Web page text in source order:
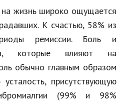
на жизнь широко ощущается
К счастью, 58% из
ремиссии. Боль и
которые влияют на
обычно главным образом
присутствующую
(99% и 98%